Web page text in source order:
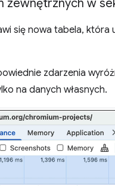
zewnętrznych w
się nowa tabela, która
zdarzenia
na danych własnych.